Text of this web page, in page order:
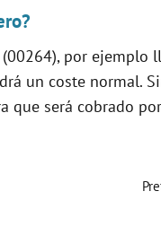
(00264), por ejemplo
un coste normal.
que será cobrado